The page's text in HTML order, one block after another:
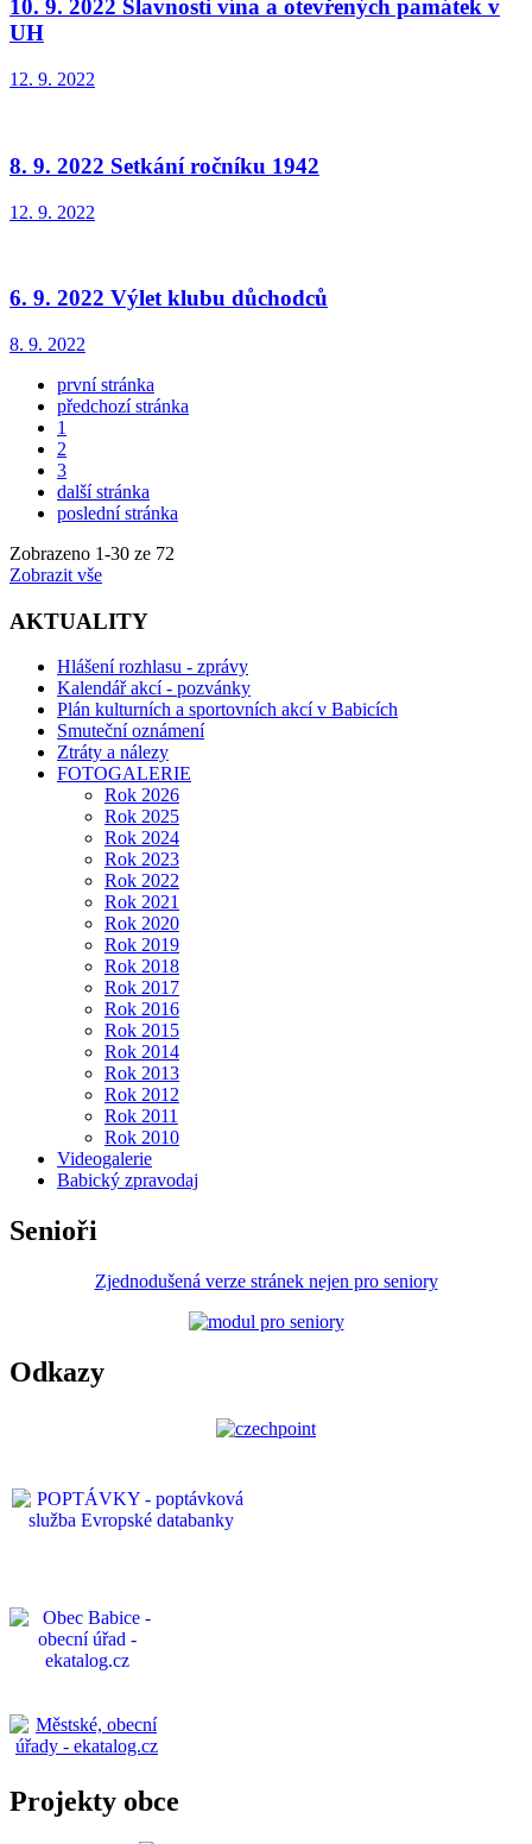
10. 9. 2022 Slavnosti vína a otevřených památek v
UH
12. 9. 2022
8. 9. 2022 Setkání ročníku 1942
12. 9. 2022
6. 9. 2022 Výlet klubu důchodců
8. 9. 2022
první stránka
předchozí stránka
1
2
3
další stránka
poslední stránka
Zobrazeno 1-30 ze 72
Zobrazit vše
AKTUALITY
Hlášení rozhlasu - zprávy
Kalendář akcí - pozvánky
Plán kulturních a sportovních akcí v Babicích
Smuteční oznámení
Ztráty a nálezy
FOTOGALERIE
Rok 2026
Rok 2025
Rok 2024
Rok 2023
Rok 2022
Rok 2021
Rok 2020
Rok 2019
Rok 2018
Rok 2017
Rok 2016
Rok 2015
Rok 2014
Rok 2013
Rok 2012
Rok 2011
Rok 2010
Videogalerie
Babický zpravodaj
Senioři
Zjednodušená verze stránek nejen pro seniory
Odkazy
Projekty obce